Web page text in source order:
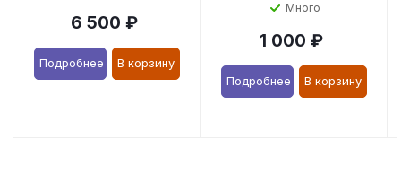
6 500 ₽
Подробнее В корзину
Много
1 000 ₽
Подробнее В корзину